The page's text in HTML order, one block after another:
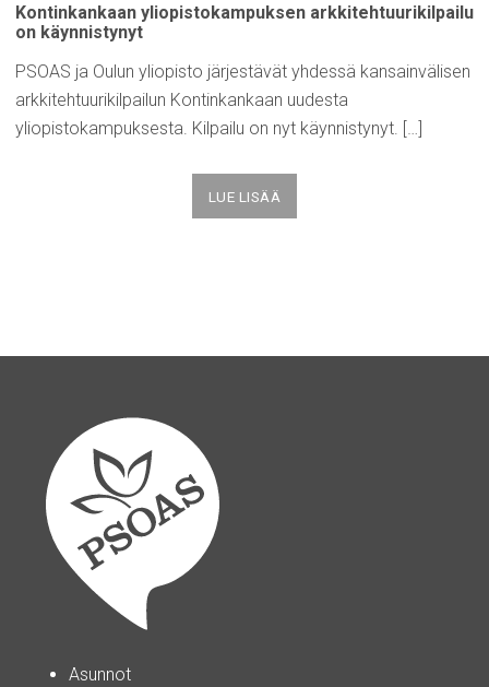
Kontinkankaan yliopistokampuksen arkkitehtuurikilpailu
on käynnistynyt
PSOAS ja Oulun yliopisto järjestävät yhdessä kansainvälisen
arkkitehtuurikilpailun Kontinkankaan uudesta
yliopistokampuksesta. Kilpailu on nyt käynnistynyt. […]
LUE LISÄÄ
Asunnot